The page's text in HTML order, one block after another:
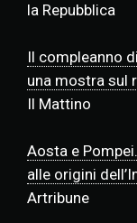
la Repubblica
Il compleanno
una mostra sul
Il Mattino
Aosta e
alle origini
Artribune